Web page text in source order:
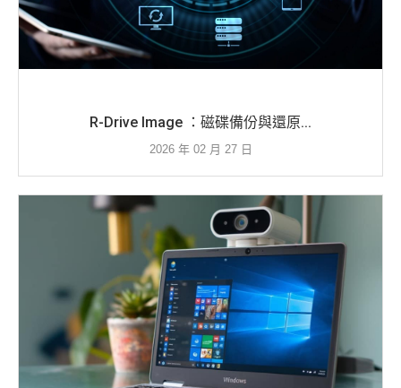
R-Drive Image ：磁碟備份與還原...
2026 年 02 月 27 日